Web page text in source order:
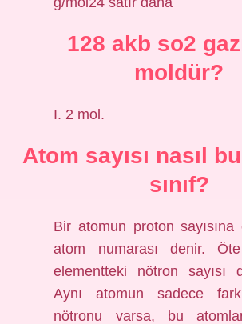
128 akb so2
moldür?
I. 2 mol.
Atom sayısı nasıl
sınıf?
Bir atomun proton
atom numarası denir.
elementteki nötron sayısı
Aynı atomun sadece
nötronu varsa, bu